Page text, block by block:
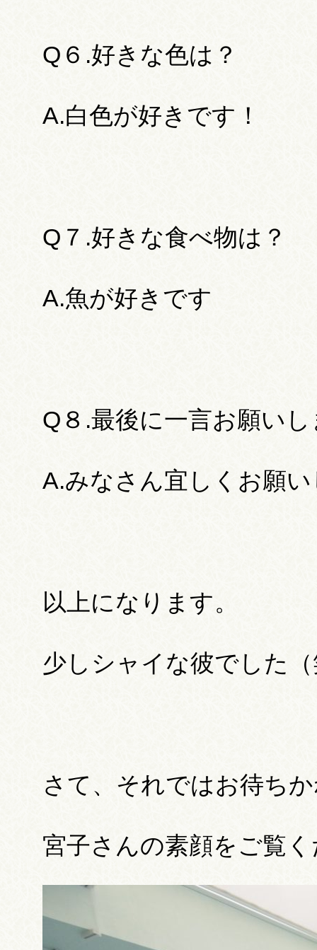
Q６.好きな色は？
A.白色が好きです！
Q７.好きな食べ物は？
A.魚が好きです
Q８.最後に一言お願い
A.みなさん宜しくお願
以上になります。
少しシャイな彼でした
さて、それではお待ち
宮子さんの素顔をご覧